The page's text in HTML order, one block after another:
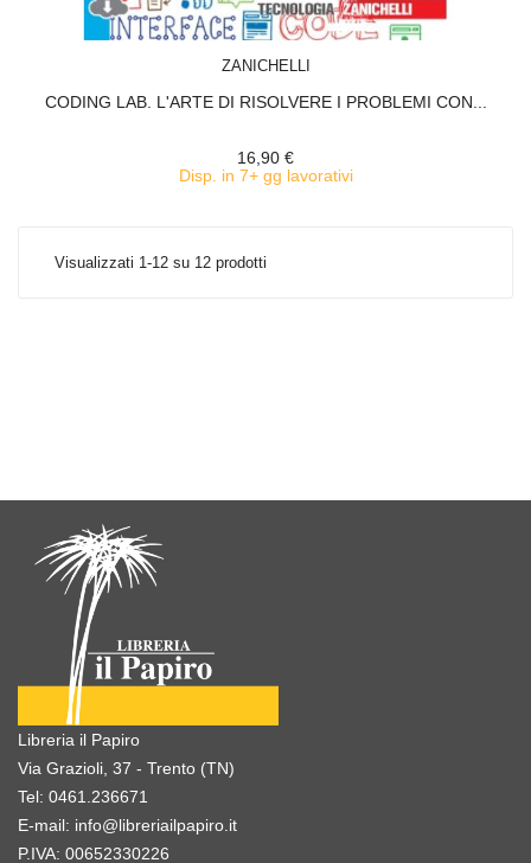
ZANICHELLI
CODING LAB. L'ARTE DI RISOLVERE I PROBLEMI CON...
16,90 €
Disp. in 7+ gg lavorativi
Visualizzati 1-12 su 12 prodotti
Libreria il Papiro
Via Grazioli, 37 - Trento (TN)
Tel: 0461.236671
E-mail: info@libreriailpapiro.it
P.IVA: 00652330226